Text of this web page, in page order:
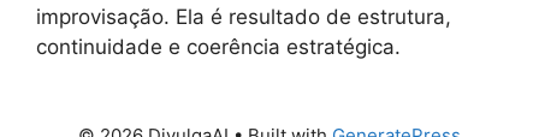
improvisação. Ela é resultado de estrutura,
continuidade e coerência estratégica.